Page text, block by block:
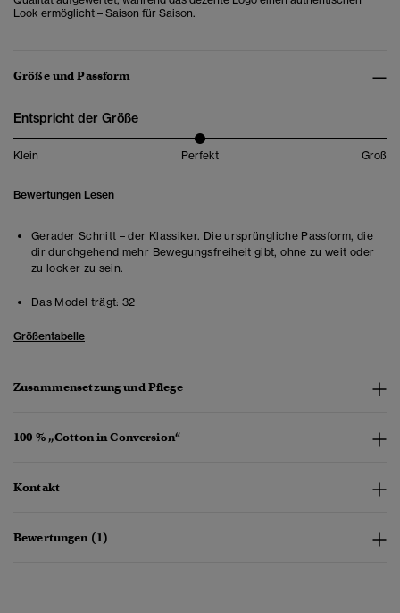
Look ermöglicht – Saison für Saison.
Größe und Passform
Entspricht der Größe
Klein Perfekt Groß
Bewertungen Lesen
Gerader Schnitt – der Klassiker. Die ursprüngliche Passform, die
dir durchgehend mehr Bewegungsfreiheit gibt, ohne zu weit oder
zu locker zu sein.
Das Model trägt: 32
Größentabelle
Zusammensetzung und Pflege
100 % „Cotton in Conversion“
Kontakt
Bewertungen (1)